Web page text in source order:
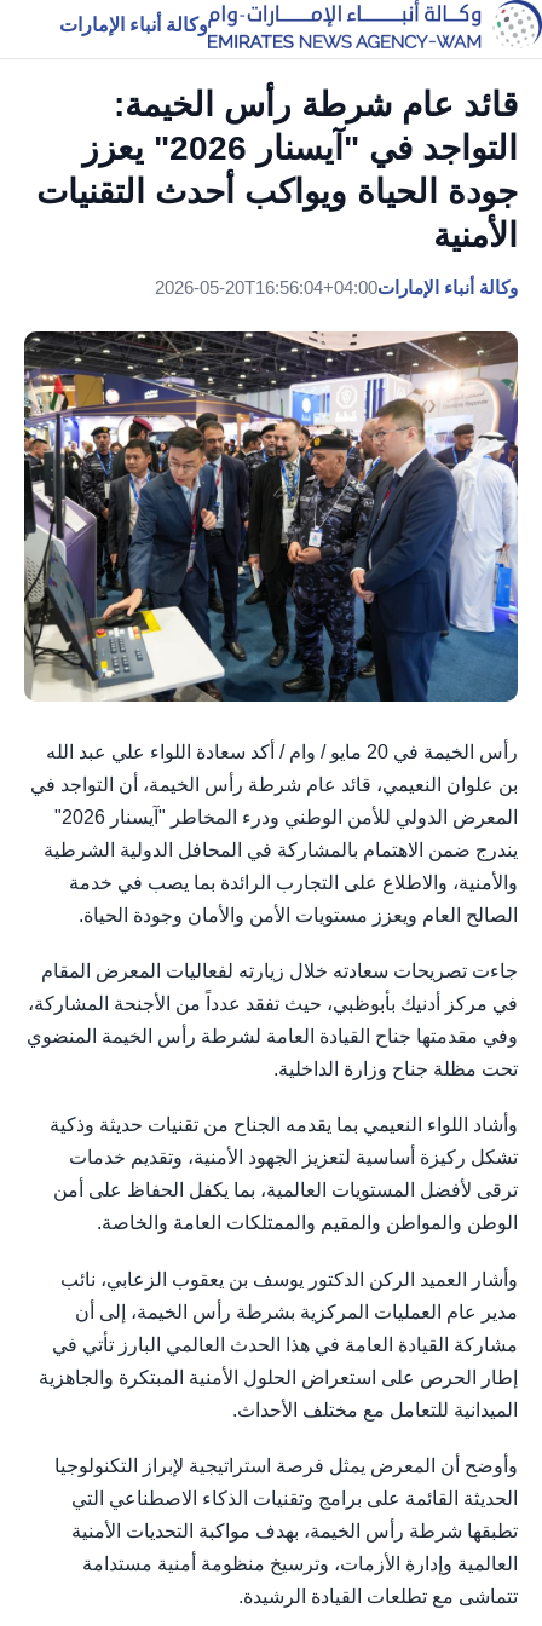
وكالة أنباء الإمارات
قائد عام شرطة رأس الخيمة:
التواجد في "آيسنار 2026" يعزز
جودة الحياة ويواكب أحدث التقنيات
الأمنية
وكالة أنباء الإمارات2026-05-20T16:56:04+04:00
رأس الخيمة في 20 مايو / وام / أكد سعادة اللواء علي عبد الله
بن علوان النعيمي، قائد عام شرطة رأس الخيمة، أن التواجد في
المعرض الدولي للأمن الوطني ودرء المخاطر "آيسنار 2026"
يندرج ضمن الاهتمام بالمشاركة في المحافل الدولية الشرطية
والأمنية، والاطلاع على التجارب الرائدة بما يصب في خدمة
الصالح العام ويعزز مستويات الأمن والأمان وجودة الحياة.
جاءت تصريحات سعادته خلال زيارته لفعاليات المعرض المقام
في مركز أدنيك بأبوظبي، حيث تفقد عدداً من الأجنحة المشاركة،
وفي مقدمتها جناح القيادة العامة لشرطة رأس الخيمة المنضوي
تحت مظلة جناح وزارة الداخلية.
وأشاد اللواء النعيمي بما يقدمه الجناح من تقنيات حديثة وذكية
تشكل ركيزة أساسية لتعزيز الجهود الأمنية، وتقديم خدمات
ترقى لأفضل المستويات العالمية، بما يكفل الحفاظ على أمن
الوطن والمواطن والمقيم والممتلكات العامة والخاصة.
وأشار العميد الركن الدكتور يوسف بن يعقوب الزعابي، نائب
مدير عام العمليات المركزية بشرطة رأس الخيمة، إلى أن
مشاركة القيادة العامة في هذا الحدث العالمي البارز تأتي في
إطار الحرص على استعراض الحلول الأمنية المبتكرة والجاهزية
الميدانية للتعامل مع مختلف الأحداث.
وأوضح أن المعرض يمثل فرصة استراتيجية لإبراز التكنولوجيا
الحديثة القائمة على برامج وتقنيات الذكاء الاصطناعي التي
تطبقها شرطة رأس الخيمة، بهدف مواكبة التحديات الأمنية
العالمية وإدارة الأزمات، وترسيخ منظومة أمنية مستدامة
تتماشى مع تطلعات القيادة الرشيدة.